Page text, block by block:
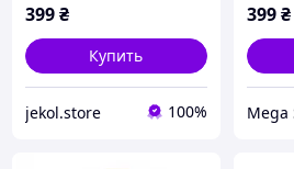
399₴
Купить
jekol.store 100%
399 ₴
Mega